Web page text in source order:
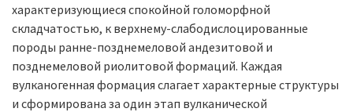
характеризующиеся спокойной голоморфной
складчатостью, к верхнему-слабодислоцированные
породы ранне-позднемеловой андезитовой и
позднемеловой риолитовой формаций. Каждая
вулканогенная формация слагает характерные структуры
и сформирована за один этап вулканической